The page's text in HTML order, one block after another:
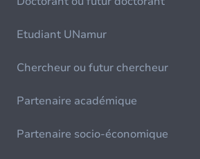
Etudiant UNamur
Chercheur ou futur chercheur
Partenaire académique
Partenaire socio-économique